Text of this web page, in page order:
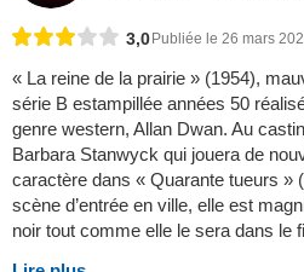
3,0 Publiée le 26 mars
« La reine de la prairie » (1954),
série B estampillée années 50
genre western, Allan Dwan. Au
Barbara Stanwyck qui jouera de
caractère dans « Quarante tueurs »
scène d’entrée en ville, elle est
noir tout comme elle le sera dans le